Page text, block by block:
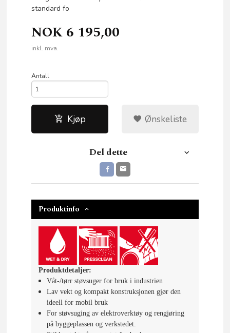
standard fo
NOK 6 195,00
inkl. mva.
Antall
Kjøp Ønskeliste
Del dette
Produktinfo
Produktdetaljer:
Våt-/tørr støvsuger for bruk i industrien
Lav vekt og kompakt konstruksjonen gjør den
ideell for mobil bruk
For støvsuging av elektroverktøy og rengjøring
på byggeplassen og verkstedet.